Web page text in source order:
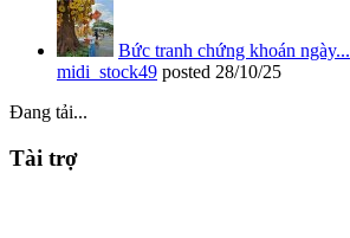
Bức tranh chứng khoán ngày...
midi_stock49 posted 28/10/25
Đang tải...
Tài trợ